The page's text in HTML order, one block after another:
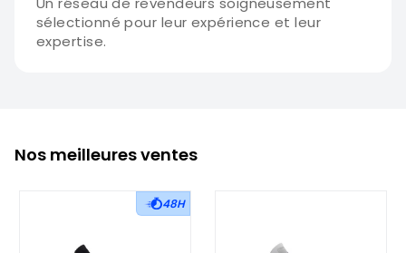
sélectionné pour leur expérience et leur
expertise.
Nos meilleures ventes
48H